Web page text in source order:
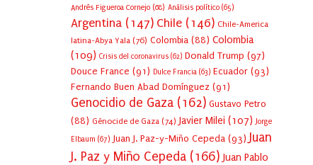
Andrés Figueroa Cornejo (68) Análisis político (65)
Argentina (147) Chile (146) Chile-America
latina-Abya Yala (76) Colombia (88) Colombia
(109) Crisis del coronavirus (62) Donald Trump (97)
Douce France (91) Dulce Francia (63) Ecuador (93)
Fernando Buen Abad Domínguez (91)
Genocidio de Gaza (162) Gustavo Petro
(88) Génocide de Gaza (74) Javier Milei (107) Jorge
Elbaum (67) Juan J. Paz-y-Miño Cepeda (93) Juan
J. Paz y Miño Cepeda (166) Juan Pablo